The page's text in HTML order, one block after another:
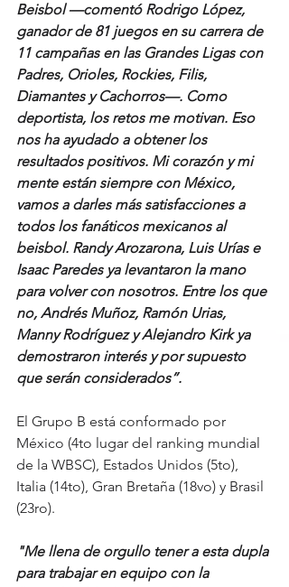
Beisbol —comentó Rodrigo López,
ganador de 81 juegos en su carrera de
11 campañas en las Grandes Ligas con
Padres, Orioles, Rockies, Filis,
Diamantes y Cachorros—. Como
deportista, los retos me motivan. Eso
nos ha ayudado a obtener los
resultados positivos. Mi corazón y mi
mente están siempre con México,
vamos a darles más satisfacciones a
todos los fanáticos mexicanos al
beisbol. Randy Arozarona, Luis Urías e
Isaac Paredes ya levantaron la mano
para volver con nosotros. Entre los que
no, Andrés Muñoz, Ramón Urias,
Manny Rodríguez y Alejandro Kirk ya
demostraron interés y por supuesto
que serán considerados”.
El Grupo B está conformado por
México (4to lugar del ranking mundial
de la WBSC), Estados Unidos (5to),
Italia (14to), Gran Bretaña (18vo) y Brasil
(23ro).
"Me llena de orgullo tener a esta dupla
para trabajar en equipo con la